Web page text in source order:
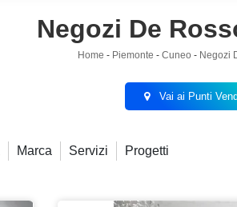
Negozi De
Home - Piemonte - Cuneo - Negozi
Vai ai Punti
Marca Servizi Progetti